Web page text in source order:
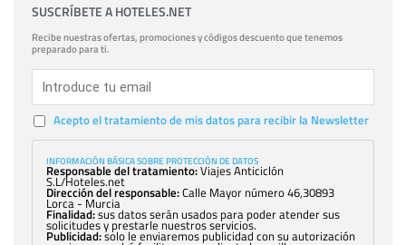
SUSCRÍBETE A HOTELES.NET
Recibe nuestras ofertas, promociones y códigos descuento que tenemos
preparado para ti.
Acepto el tratamiento de mis datos para recibir la Newsletter
INFORMACIÓN BÁSICA SOBRE PROTECCIÓN DE DATOS
Responsable del tratamiento:Viajes Anticiclón
S.L/Hoteles.net
Dirección del responsable:Calle Mayor número 46,30893
Lorca - Murcia
Finalidad:sus datos serán usados para poder atender sus
solicitudes y prestarle nuestros servicios.
Publicidad:solo le enviaremos publicidad con su autorización